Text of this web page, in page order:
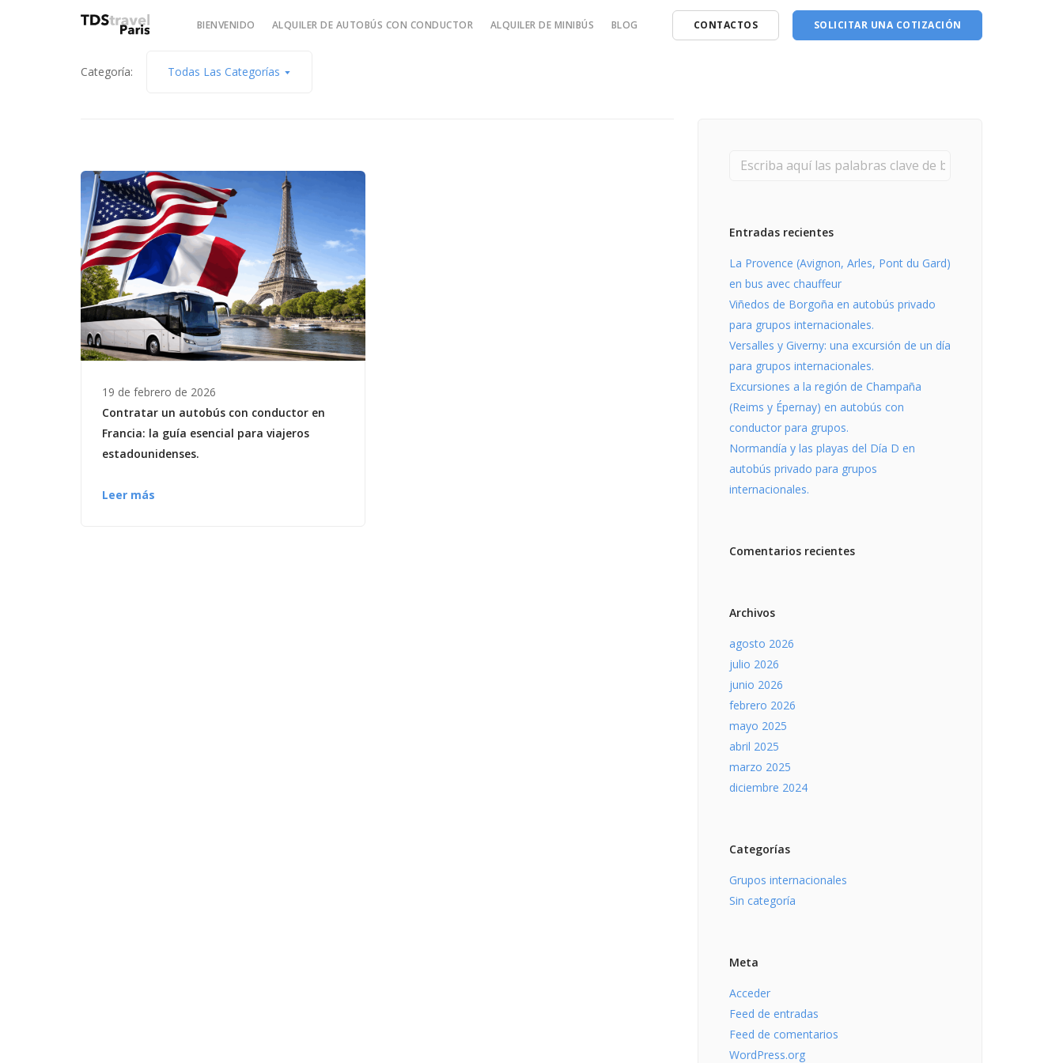
BIENVENIDO ALQUILER DE AUTOBÚS CON CONDUCTOR ALQUILER DE MINIBÚS BLOG CONTACTOS SOLICITAR UNA COTIZACIÓN
Categoría: Todas Las Categorías
19 de febrero de 2026
Contratar un autobús con conductor en
Francia: la guía esencial para viajeros
estadounidenses.
Leer más
Entradas recientes
La Provence (Avignon, Arles, Pont du Gard)
en bus avec chauffeur
Viñedos de Borgoña en autobús privado
para grupos internacionales.
Versalles y Giverny: una excursión de un día
para grupos internacionales.
Excursiones a la región de Champaña
(Reims y Épernay) en autobús con
conductor para grupos.
Normandía y las playas del Día D en
autobús privado para grupos
internacionales.
Comentarios recientes
Archivos
agosto 2026
julio 2026
junio 2026
febrero 2026
mayo 2025
abril 2025
marzo 2025
diciembre 2024
Categorías
Grupos internacionales
Sin categoría
Meta
Acceder
Feed de entradas
Feed de comentarios
WordPress.org